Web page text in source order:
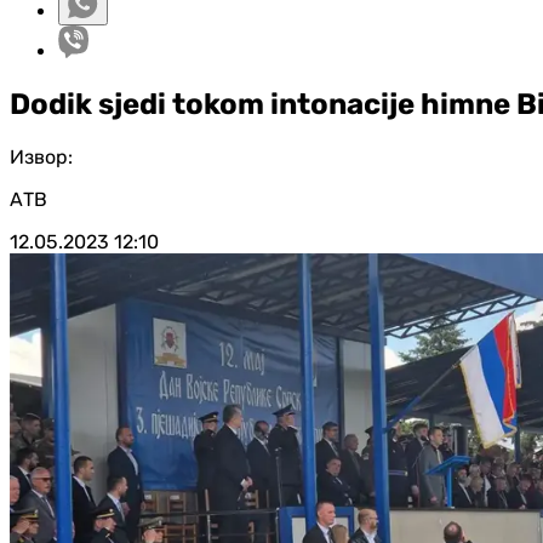
Dodik sjedi tokom intonacije himne
Извор:
АТВ
12.05.2023 12:10